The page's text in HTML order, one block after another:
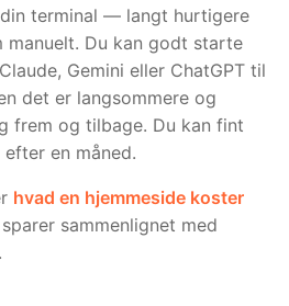
terminal — langt hurtigere
manuelt. Du kan godt starte
Gemini eller ChatGPT til
det er langsommere og
frem og tilbage. Du kan fint
en måned.
hvad en hjemmeside koster
sammenlignet med